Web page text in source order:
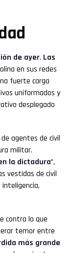
de ayer. Las
en sus redes
fuerte carga
uniformados y
desplegado
de agentes de civil
militar.
la dictadura”,
vestidas de civil
contra lo que
temor entre
más grande